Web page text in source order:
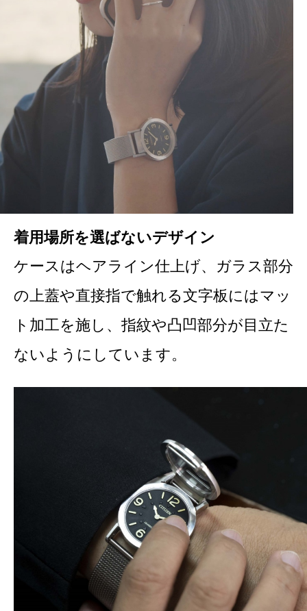
着用場所を選ばないデザイン
ケースはヘアライン仕上げ、ガラス部分
の上蓋や直接指で触れる文字板にはマッ
ト加工を施し、指紋や凸凹部分が目立た
ないようにしています。